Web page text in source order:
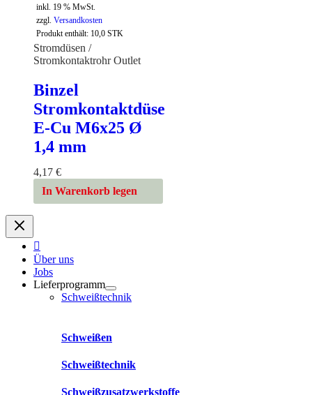
inkl. 19 % MwSt.
zzgl. Versandkosten
Produkt enthält: 10,0 STK
Stromdüsen /
Stromkontaktrohr Outlet
Binzel
Stromkontaktdüse
E-Cu M6x25 Ø
1,4 mm
4,17 €
In Warenkorb legen
Über uns
Jobs
Lieferprogramm
Schweißtechnik
Schweißen
Schweißtechnik
Schweißzusatzwerkstoffe